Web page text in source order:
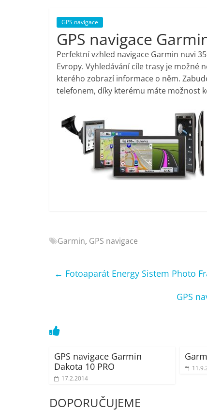
porovnání,
pračky,
televize,
notebooky,
mobilní
telefony,
kávovary,
elektronika
OK,
mobilní
kávovary,
bazény
GPS navigace
GPS navigace
Perfektní vzhled navigace Garmin nuvi
Evropy. Vyhledávání cíle trasy je možné
kterého zobrazí informace o něm.
telefonem, díky kterému máte možnost
Garmin, GPS navigace
← Fotoaparát Energy Sistem Photo
GPS
GPS navigace Garmin
Dakota 10 PRO
17.2.2014
DOPORUČUJEME